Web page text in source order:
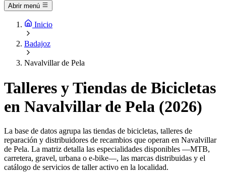
Abrir menú
Inicio
Badajoz
Navalvillar de Pela
Talleres y Tiendas de Bicicletas
en Navalvillar de Pela (2026)
La base de datos agrupa las tiendas de bicicletas, talleres de
reparación y distribuidores de recambios que operan en Navalvillar
de Pela. La matriz detalla las especialidades disponibles —MTB,
carretera, gravel, urbana o e-bike—, las marcas distribuidas y el
catálogo de servicios de taller activo en la localidad.